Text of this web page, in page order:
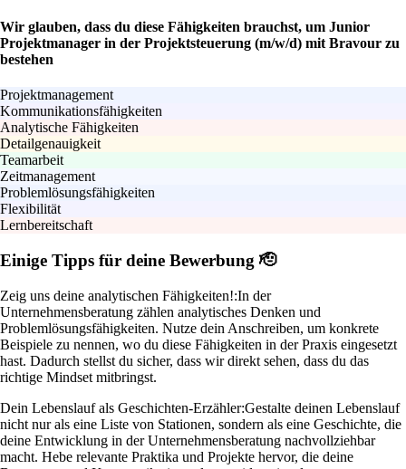
Wir glauben, dass du diese Fähigkeiten brauchst, um Junior
Projektmanager in der Projektsteuerung (m/w/d) mit Bravour zu
bestehen
Projektmanagement
Kommunikationsfähigkeiten
Analytische Fähigkeiten
Detailgenauigkeit
Teamarbeit
Zeitmanagement
Problemlösungsfähigkeiten
Flexibilität
Lernbereitschaft
Einige Tipps für deine Bewerbung 🫡
Zeig uns deine analytischen Fähigkeiten!:In der
Unternehmensberatung zählen analytisches Denken und
Problemlösungsfähigkeiten. Nutze dein Anschreiben, um konkrete
Beispiele zu nennen, wo du diese Fähigkeiten in der Praxis eingesetzt
hast. Dadurch stellst du sicher, dass wir direkt sehen, dass du das
richtige Mindset mitbringst.
Dein Lebenslauf als Geschichten-Erzähler:Gestalte deinen Lebenslauf
nicht nur als eine Liste von Stationen, sondern als eine Geschichte, die
deine Entwicklung in der Unternehmensberatung nachvollziehbar
macht. Hebe relevante Praktika und Projekte hervor, die deine